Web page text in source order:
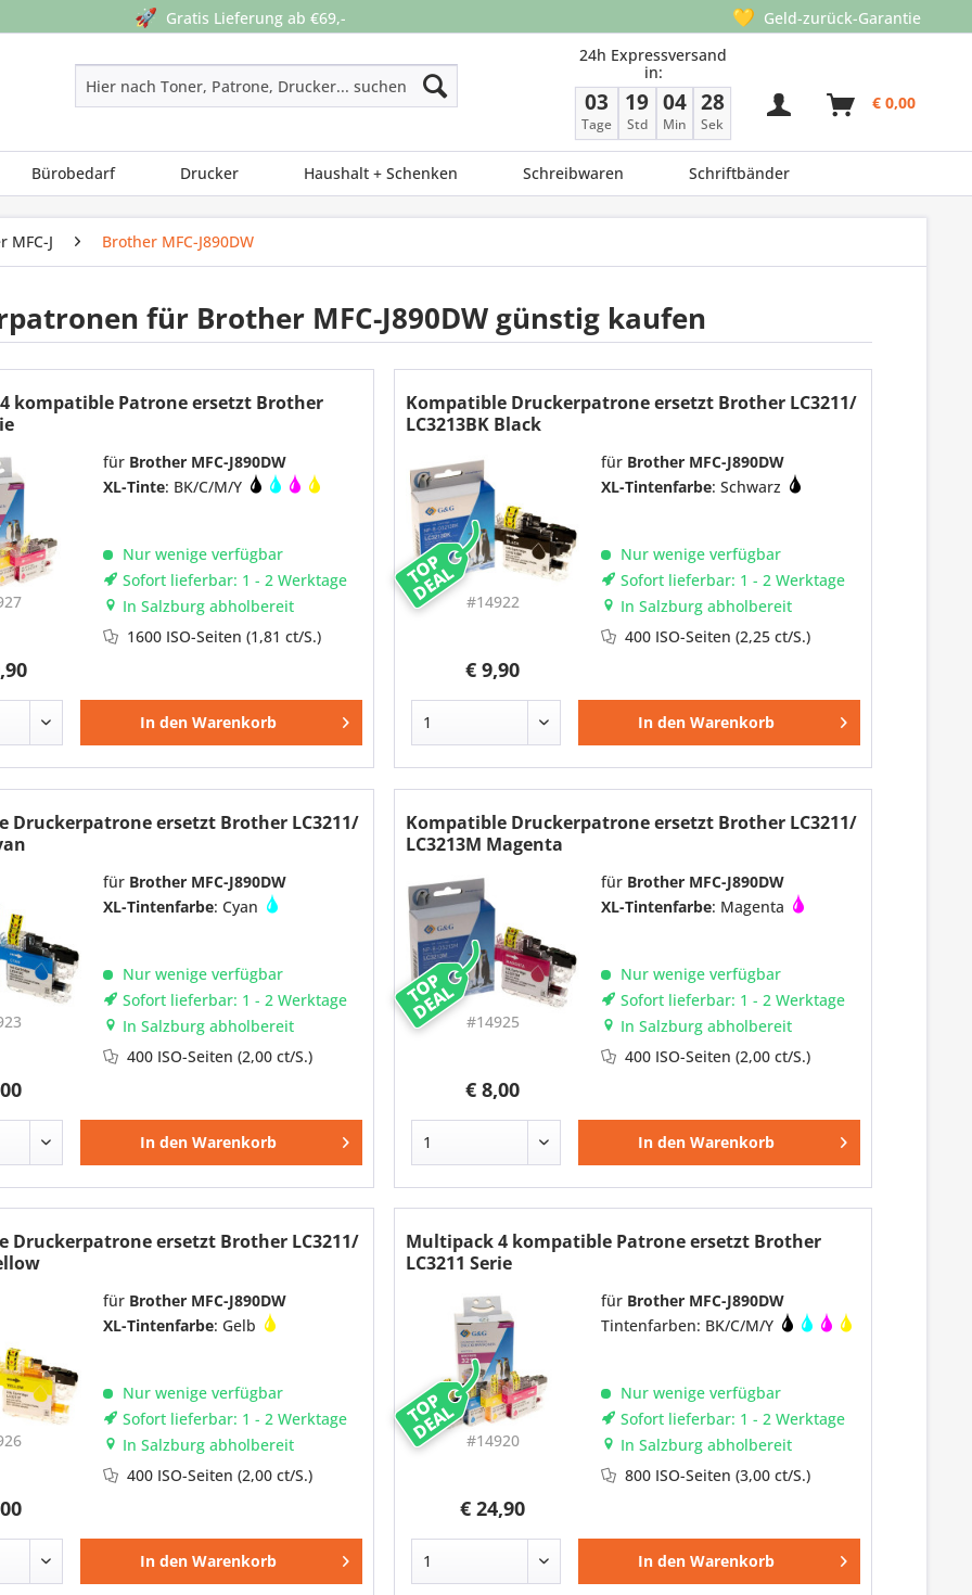
🚀 Gratis Lieferung ab €69,- 💛 Geld-zurück-Garantie
24h Expressversand
in:
03
Tage
19
Std
04
Min
27
Sek
€ 0,00
Bürobedarf Drucker Haushalt + Schenken Schreibwaren Schriftbänder
MFC-J Brother MFC-J890DW
für Brother MFC-J890DW günstig kaufen
kompatible Patrone ersetzt Brother
für Brother MFC-J890DW
XL-Tinte: BK/C/M/Y
Nur wenige verfügbar
Sofort lieferbar: 1 - 2 Werktage
In Salzburg abholbereit
1600 ISO-Seiten(1,81 ct/S.)
In den Warenkorb
TOP
DEAL
Kompatible Druckerpatrone ersetzt Brother LC3211/
LC3213BK Black
#14922
€ 9,90
für Brother MFC-J890DW
XL-Tintenfarbe: Schwarz
Nur wenige verfügbar
Sofort lieferbar: 1 - 2 Werktage
In Salzburg abholbereit
400 ISO-Seiten(2,25 ct/S.)
In den Warenkorb
Druckerpatrone ersetzt Brother LC3211/
für Brother MFC-J890DW
XL-Tintenfarbe: Cyan
Nur wenige verfügbar
Sofort lieferbar: 1 - 2 Werktage
In Salzburg abholbereit
400 ISO-Seiten(2,00 ct/S.)
In den Warenkorb
TOP
DEAL
Kompatible Druckerpatrone ersetzt Brother LC3211/
LC3213M Magenta
#14925
€ 8,00
für Brother MFC-J890DW
XL-Tintenfarbe: Magenta
Nur wenige verfügbar
Sofort lieferbar: 1 - 2 Werktage
In Salzburg abholbereit
400 ISO-Seiten(2,00 ct/S.)
In den Warenkorb
Druckerpatrone ersetzt Brother LC3211/
für Brother MFC-J890DW
XL-Tintenfarbe: Gelb
Nur wenige verfügbar
Sofort lieferbar: 1 - 2 Werktage
In Salzburg abholbereit
400 ISO-Seiten(2,00 ct/S.)
In den Warenkorb
TOP
DEAL
Multipack 4 kompatible Patrone ersetzt Brother
LC3211 Serie
#14920
€ 24,90
für Brother MFC-J890DW
Tintenfarben: BK/C/M/Y
Nur wenige verfügbar
Sofort lieferbar: 1 - 2 Werktage
In Salzburg abholbereit
800 ISO-Seiten(3,00 ct/S.)
In den Warenkorb